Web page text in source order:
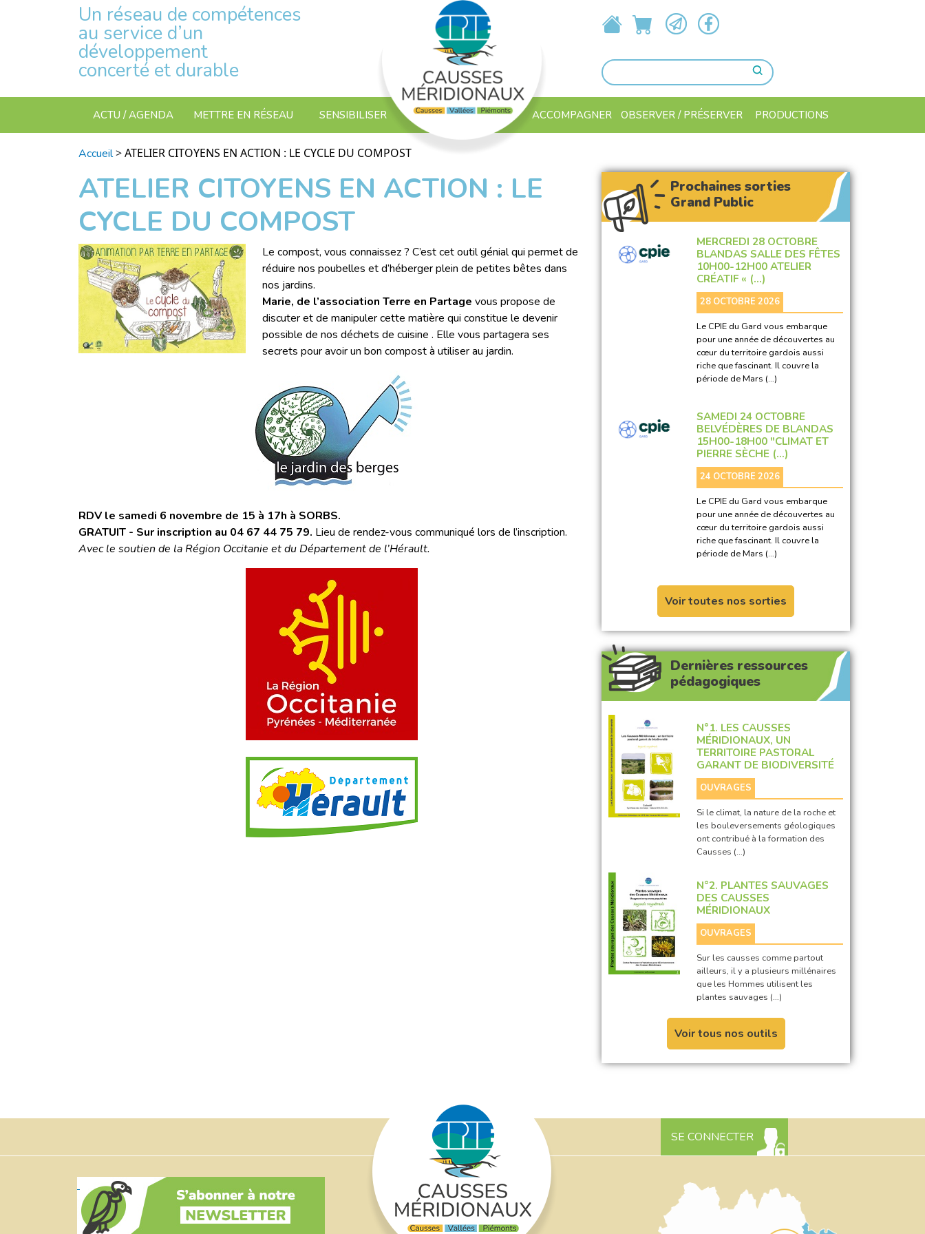
Un réseau de compétences
au service d’un
développement
concerté et durable
ACTU / AGENDA METTRE EN RÉSEAU SENSIBILISER ACCOMPAGNER OBSERVER / PRÉSERVER PRODUCTIONS
Accueil>ATELIER CITOYENS EN ACTION : LE CYCLE DU COMPOST
ATELIER CITOYENS EN ACTION : LE
CYCLE DU COMPOST
Le compost, vous connaissez ? C’est cet outil génial qui permet de
réduire nos poubelles et d’héberger plein de petites bêtes dans
nos jardins.
Marie, de l’association Terre en Partage vous propose de
discuter et de manipuler cette matière qui constitue le devenir
possible de nos déchets de cuisine . Elle vous partagera ses
secrets pour avoir un bon compost à utiliser au jardin.
RDV le samedi 6 novembre de 15 à 17h à SORBS.
GRATUIT - Sur inscription au 04 67 44 75 79. Lieu de rendez-vous communiqué lors de l’inscription.
Avec le soutien de la Région Occitanie et du Département de l’Hérault.
Prochaines sorties
Grand Public
MERCREDI 28 OCTOBRE
BLANDAS SALLE DES FÊTES
10H00-12H00 ATELIER
CRÉATIF « (…)
28 OCTOBRE 2026
Le CPIE du Gard vous embarque
pour une année de découvertes au
cœur du territoire gardois aussi
riche que fascinant. Il couvre la
période de Mars (…)
SAMEDI 24 OCTOBRE
BELVÉDÈRES DE BLANDAS
15H00-18H00 "CLIMAT ET
PIERRE SÈCHE (…)
24 OCTOBRE 2026
Le CPIE du Gard vous embarque
pour une année de découvertes au
cœur du territoire gardois aussi
riche que fascinant. Il couvre la
période de Mars (…)
Voir toutes nos sorties
Dernières ressources
pédagogiques
N°1. LES CAUSSES
MÉRIDIONAUX, UN
TERRITOIRE PASTORAL
GARANT DE BIODIVERSITÉ
OUVRAGES
Si le climat, la nature de la roche et
les bouleversements géologiques
ont contribué à la formation des
Causses (…)
N°2. PLANTES SAUVAGES
DES CAUSSES
MÉRIDIONAUX
OUVRAGES
Sur les causses comme partout
ailleurs, il y a plusieurs millénaires
que les Hommes utilisent les
plantes sauvages (…)
Voir tous nos outils
SE CONNECTER